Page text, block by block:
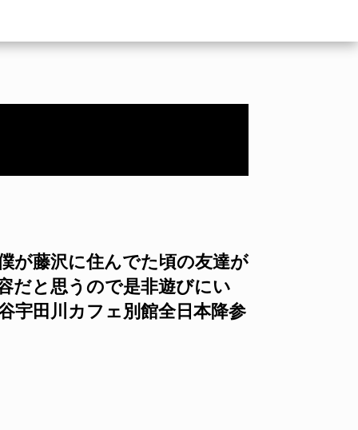
が藤沢に住んでた頃の友達が
だと思うので是非遊びにい
宇田川カフェ別館全日本降参